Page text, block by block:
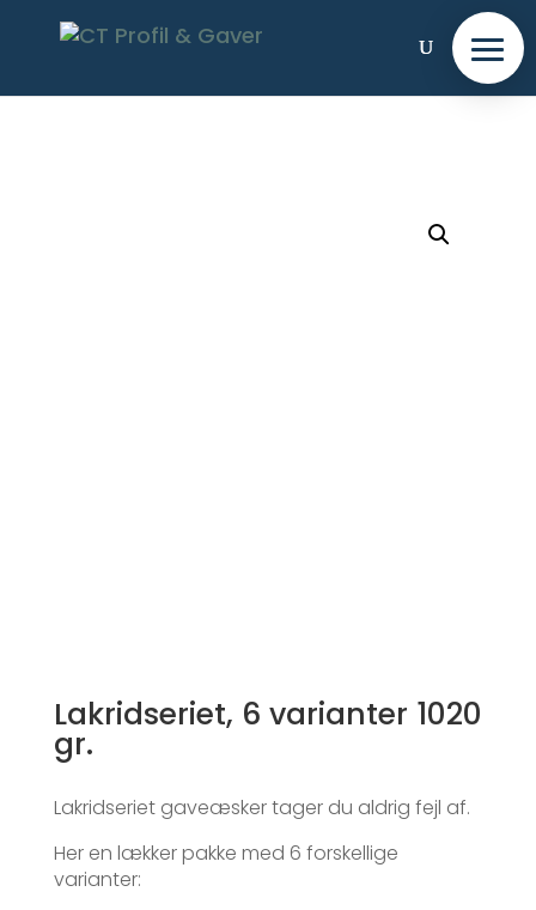
Lakridseriet, 6 varianter 1020
gr.
Lakridseriet gaveæsker tager du aldrig fejl af.
Her en lækker pakke med 6 forskellige
varianter: